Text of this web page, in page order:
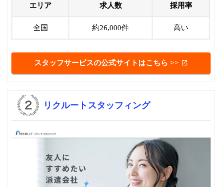
エリア 求人数 採用率
全国 約26,000件 高い
スタッフサービスの公式サイトはこちら >>
リクルートスタッフィング